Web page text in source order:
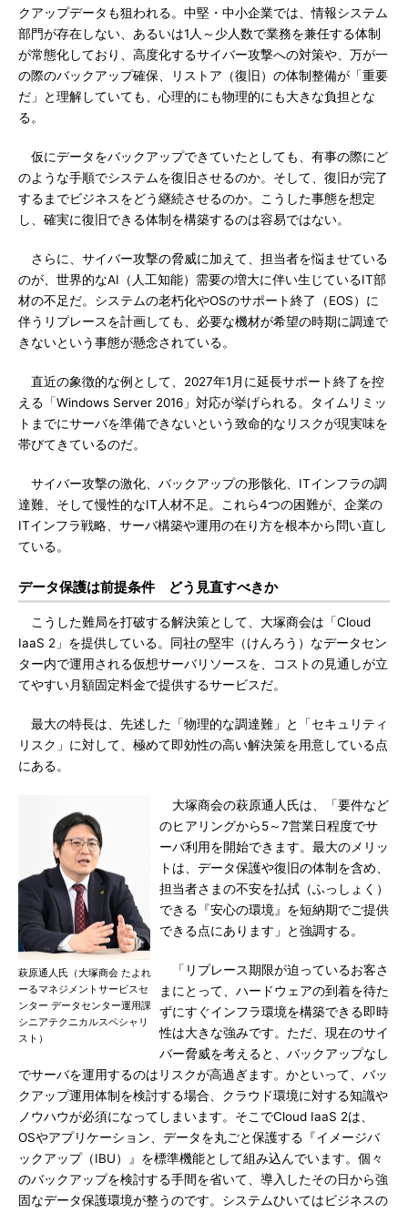
クアップデータも狙われる。中堅・中小企業では、情報システム
部門が存在しない、あるいは1人～少人数で業務を兼任する体制
が常態化しており、高度化するサイバー攻撃への対策や、万が一
の際のバックアップ確保、リストア（復旧）の体制整備が「重要
だ」と理解していても、心理的にも物理的にも大きな負担とな
る。
仮にデータをバックアップできていたとしても、有事の際にど
のような手順でシステムを復旧させるのか。そして、復旧が完了
するまでビジネスをどう継続させるのか。こうした事態を想定
し、確実に復旧できる体制を構築するのは容易ではない。
さらに、サイバー攻撃の脅威に加えて、担当者を悩ませている
のが、世界的なAI（人工知能）需要の増大に伴い生じているIT部
材の不足だ。システムの老朽化やOSのサポート終了（EOS）に
伴うリプレースを計画しても、必要な機材が希望の時期に調達で
きないという事態が懸念されている。
直近の象徴的な例として、2027年1月に延長サポート終了を控
える「Windows Server 2016」対応が挙げられる。タイムリミッ
トまでにサーバを準備できないという致命的なリスクが現実味を
帯びてきているのだ。
サイバー攻撃の激化、バックアップの形骸化、ITインフラの調
達難、そして慢性的なIT人材不足。これら4つの困難が、企業の
ITインフラ戦略、サーバ構築や運用の在り方を根本から問い直し
ている。
データ保護は前提条件 どう見直すべきか
こうした難局を打破する解決策として、大塚商会は「Cloud
IaaS 2」を提供している。同社の堅牢（けんろう）なデータセン
ター内で運用される仮想サーバリソースを、コストの見通しが立
てやすい月額固定料金で提供するサービスだ。
最大の特長は、先述した「物理的な調達難」と「セキュリティ
リスク」に対して、極めて即効性の高い解決策を用意している点
にある。
萩原通人氏（大塚商会 たよれ
ーるマネジメントサービスセ
ンター データセンター運用課
シニアテクニカルスペシャリ
スト）
大塚商会の萩原通人氏は、「要件など
のヒアリングから5～7営業日程度でサ
ーバ利用を開始できます。最大のメリッ
トは、データ保護や復旧の体制を含め、
担当者さまの不安を払拭（ふっしょく）
できる『安心の環境』を短納期でご提供
できる点にあります」と強調する。
「リプレース期限が迫っているお客さ
まにとって、ハードウェアの到着を待た
ずにすぐインフラ環境を構築できる即時
性は大きな強みです。ただ、現在のサイ
バー脅威を考えると、バックアップなし
でサーバを運用するのはリスクが高過ぎます。かといって、バッ
クアップ運用体制を検討する場合、クラウド環境に対する知識や
ノウハウが必須になってしまいます。そこでCloud IaaS 2は、
OSやアプリケーション、データを丸ごと保護する『イメージバ
ックアップ（IBU）』を標準機能として組み込んでいます。個々
のバックアップを検討する手間を省いて、導入したその日から強
固なデータ保護環境が整うのです。システムひいてはビジネスの